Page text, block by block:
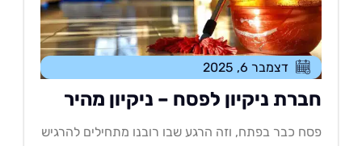
דצמבר 6, 2025
ניקיון לפסח – ניקיון מהיר
כבר בפתח, וזה הרגע שבו רובנו מתחילים להרגיש